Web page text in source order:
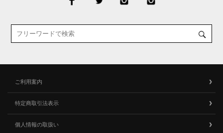
ご利用案内
特定商取引法表示
個人情報の取扱い